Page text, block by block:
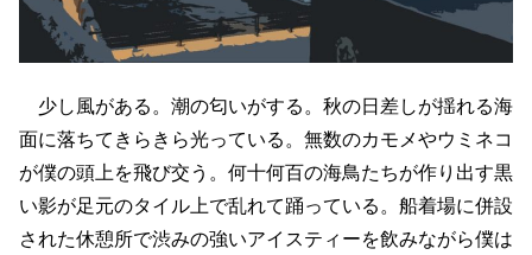
少し風がある。潮の匂いがする。秋の日差しが揺れる海
面に落ちてきらきら光っている。無数のカモメやウミネコ
が僕の頭上を飛び交う。何十何百の海鳥たちが作り出す黒
い影が足元のタイル上で乱れて踊っている。船着場に併設
された休憩所で渋みの強いアイスティーを飲みながら僕は